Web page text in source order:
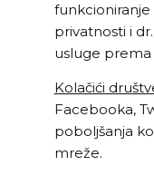
privatnosti i
usluge prema
Kolačići
Facebooka,
poboljšanja
mreže.